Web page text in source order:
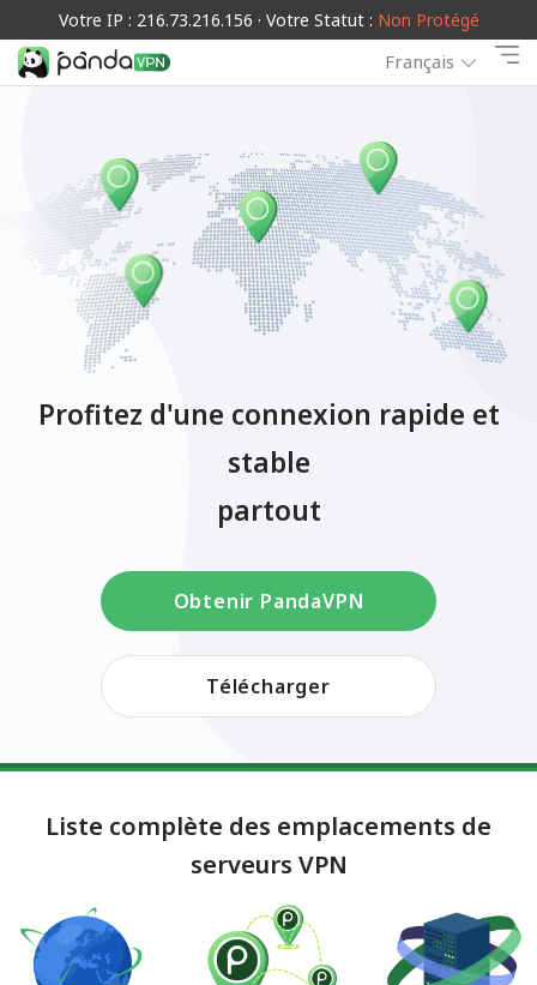
Votre IP : 216.73.216.156 · Votre Statut : Non Protégé
Français
Profitez d'une connexion rapide et
stable
partout
Obtenir PandaVPN
Télécharger
Liste complète des emplacements de
serveurs VPN